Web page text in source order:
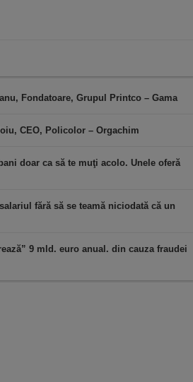
Fondatoare, Grupul Printco – Gama
CEO, Policolor – Orgachim
doar ca să te muţi acolo. Unele oferă
fără să se teamă niciodată că un
9 mld. euro anual. din cauza fraudei